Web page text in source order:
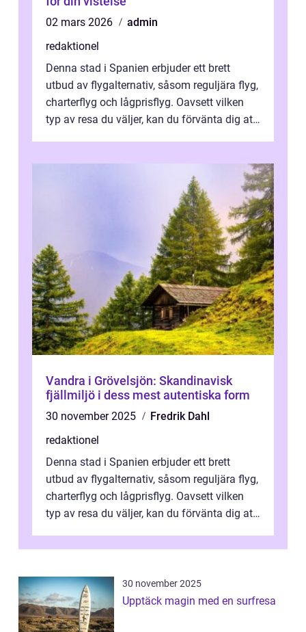
02 mars 2026
admin
redaktionel
Denna stad i Spanien erbjuder ett brett
utbud av flygalternativ, såsom reguljära flyg,
charterflyg och lågprisflyg. Oavsett vilken
typ av resa du väljer, kan du förvänta dig att
Vandra i Grövelsjön: Skandinavisk
fjällmiljö i dess mest autentiska form
30 november 2025
Fredrik Dahl
redaktionel
Denna stad i Spanien erbjuder ett brett
utbud av flygalternativ, såsom reguljära flyg,
charterflyg och lågprisflyg. Oavsett vilken
typ av resa du väljer, kan du förvänta dig att
30 november 2025
Upptäck magin med en surfresa